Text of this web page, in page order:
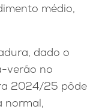
médio,
dado o
verão no
2024/25 pôde
normal,